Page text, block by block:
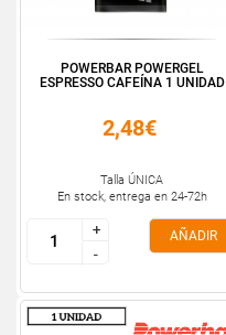
POWERBAR POWERGEL
ESPRESSO CAFEÍNA 1 UNIDAD
2,48€
Talla ÚNICA
En stock, entrega en 24-72h
+
-
+
-
AÑADIR